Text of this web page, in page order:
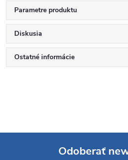
Parametre produktu
Diskusia
Ostatné informácie
Odoberať